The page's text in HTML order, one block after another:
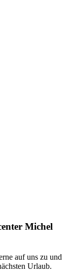
Michel
auf uns zu und
Urlaub.